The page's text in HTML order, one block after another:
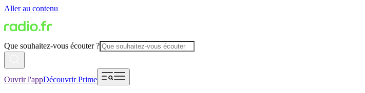
Aller au contenu
Que souhaitez-vous écouter ?
Ouvrir l'appDécouvrir Prime